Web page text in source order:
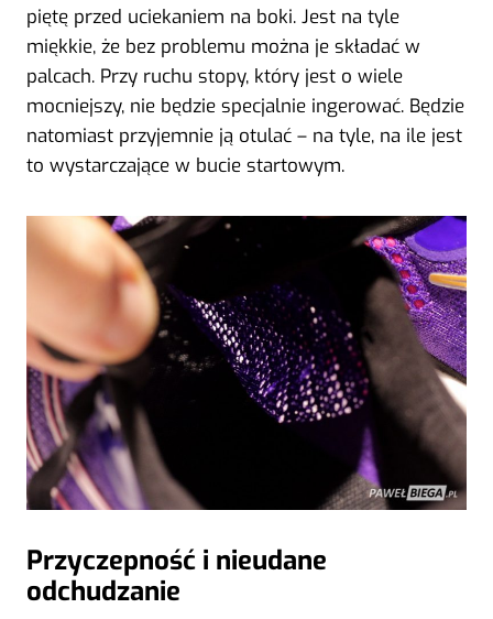
piętę przed uciekaniem na boki. Jest na tyle
miękkie, że bez problemu można je składać w
palcach. Przy ruchu stopy, który jest o wiele
mocniejszy, nie będzie specjalnie ingerować. Będzie
natomiast przyjemnie ją otulać – na tyle, na ile jest
to wystarczające w bucie startowym.
Przyczepność i nieudane
odchudzanie